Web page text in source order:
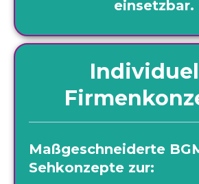
einsetzbar.
Maßgeschneiderte
Sehkonzepte zur: